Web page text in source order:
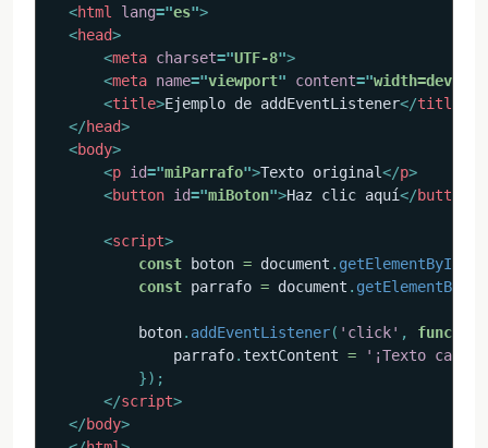
<html lang="es">
<head>
<meta charset="UTF-8">
<meta name="viewport" content="
<title>Ejemplo de addEventListener</title
</head>
<body>
<p id="miParrafo">Texto original</p>
<button id="miBoton">Haz clic aquí</button
<script>
const boton = document . getElementById
const parrafo = document . getElementById
          boton
. addEventListener( 'click' , function
              parrafo
. textContent =
'¡Texto
}) ;
</script>
</body>